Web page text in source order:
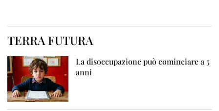
TERRA FUTURA
La disoccupazione può cominciare a 5
anni